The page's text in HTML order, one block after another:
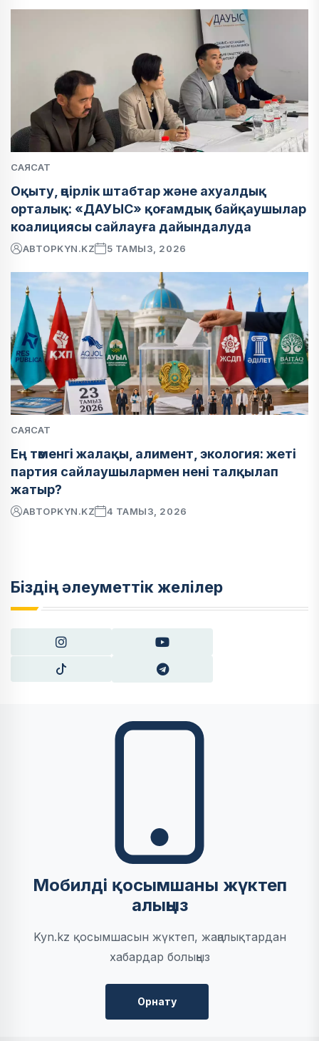
САЯСАТ
Оқыту, өңірлік штабтар және ахуалдық
орталық: «ДАУЫС» қоғамдық байқаушылар
коалициясы сайлауға дайындалуда
АВТОРKYN.KZ 5 ТАМЫЗ, 2026
САЯСАТ
Ең төменгі жалақы, алимент, экология: жеті
партия сайлаушылармен нені талқылап
жатыр?
АВТОРKYN.KZ 4 ТАМЫЗ, 2026
Біздің әлеуметтік желілер
Мобилді қосымшаны жүктеп
алыңыз
Kyn.kz қосымшасын жүктеп, жаңалықтардан
хабардар болыңыз
Орнату